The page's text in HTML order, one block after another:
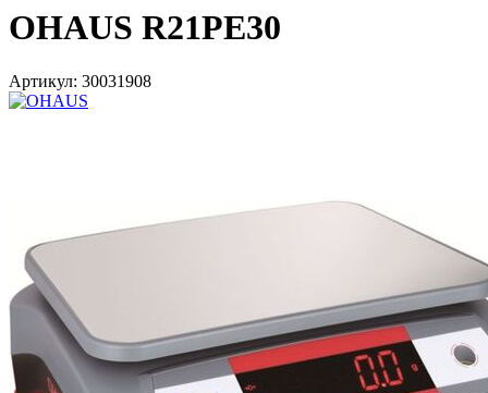
OHAUS R21PE30
Артикул: 30031908